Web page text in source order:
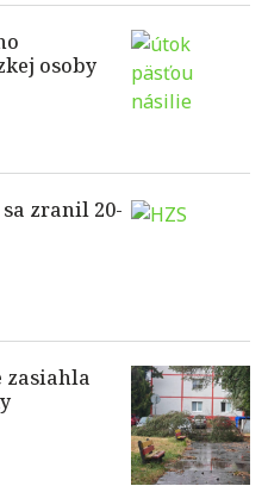
osoby
zranil 20-
zasiahla